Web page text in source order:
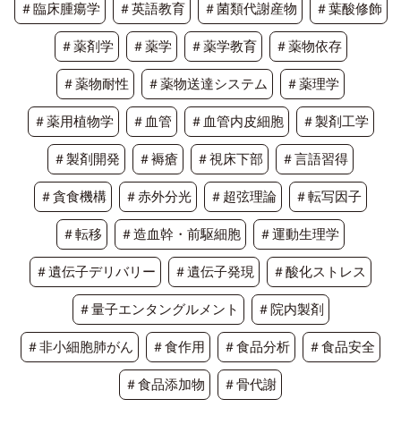
＃臨床腫瘍学 ＃英語教育 ＃菌類代謝産物 ＃葉酸修飾
＃薬剤学 ＃薬学 ＃薬学教育 ＃薬物依存
＃薬物耐性 ＃薬物送達システム ＃薬理学
＃薬用植物学 ＃血管 ＃血管内皮細胞 ＃製剤工学
＃製剤開発 ＃褥瘡 ＃視床下部 ＃言語習得
＃貪食機構 ＃赤外分光 ＃超弦理論 ＃転写因子
＃転移 ＃造血幹・前駆細胞 ＃運動生理学
＃遺伝子デリバリー ＃遺伝子発現 ＃酸化ストレス
＃量子エンタングルメント ＃院内製剤
＃非小細胞肺がん ＃食作用 ＃食品分析 ＃食品安全
＃食品添加物 ＃骨代謝